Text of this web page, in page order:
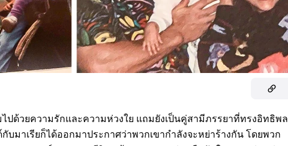
ไปด้วยความรักและความห่วงใย แถมยังเป็นคู่สามีภรรยาที่ทรงอิทธิพล
บมาเรียก็ได้ออกมาประกาศว่าพวกเขากำลังจะหย่าร้างกัน โดยพวก